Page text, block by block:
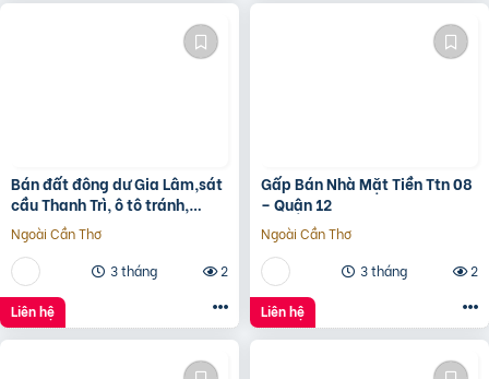
Bán đất đông dư Gia Lâm,sát
cầu Thanh Trì, ô tô tránh,
60m, MT4m, 7 tỷ
Ngoài Cần Thơ
3 tháng
2
Liên hệ
Gấp Bán Nhà Mặt Tiền Ttn 08
– Quận 12
Ngoài Cần Thơ
3 tháng
2
Liên hệ